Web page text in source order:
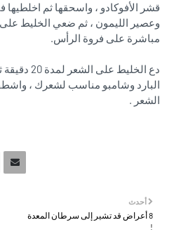
قشر الأفوكادو ، واسحقها ثم اخلطيها
وعصير الليمون ، ثم ضعي الخليط
مباشرة على فروة الرأس.
دع الخليط
البارد وشامبو مناسب لشعرك ،
الشعر .
أحدث
8 أعراض قد تشير إلى سرطان المعدة
!